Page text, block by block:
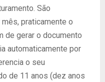
São
praticamente o
de gerar o documento
automaticamente por
o seu
de 11 anos (dez anos